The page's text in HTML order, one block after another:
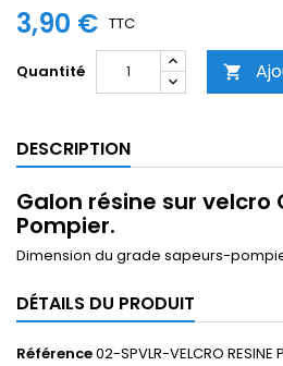
3,90 € TTC
Quantité 
DESCRIPTION
Galon résine sur velcro
Pompier.
Dimension du grade sapeurs-
DÉTAILS DU PRODUIT
Référence02-SPVLR-VELCRO RESINE